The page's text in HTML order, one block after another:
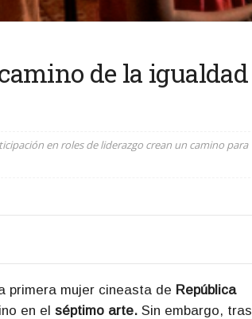
de la igualdad
en roles de liderazgo crean un camino para
primera mujer cineasta de República
en el séptimo arte.Sin embargo, tras